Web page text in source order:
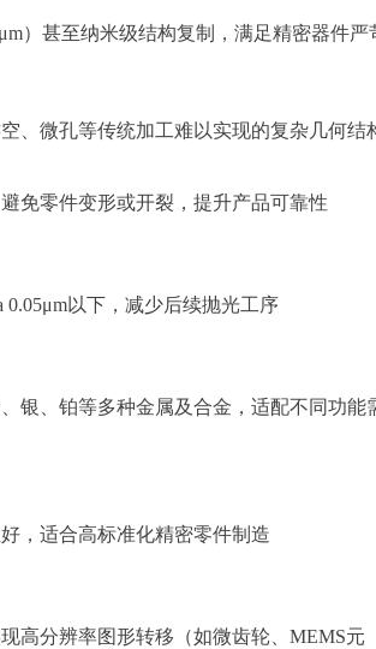
）甚至纳米级结构复制，满足精密器件严
、微孔等传统加工难以实现的复杂几何结
免零件变形或开裂，提升产品可靠性
0.05μm以下，减少后续抛光工序
银、铂等多种金属及合金，适配不同功能
，适合高标准化精密零件制造
高分辨率图形转移（如微齿轮、MEMS元